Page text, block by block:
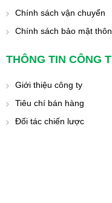
Chính sách vận chuyển
Chính sách bảo mật
THÔNG TIN CÔNG
Giới thiệu công ty
Tiêu chí bán hàng
Đối tác chiến lược